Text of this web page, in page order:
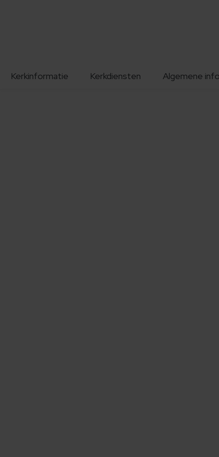
Kerkinformatie Kerkdiensten Algemene